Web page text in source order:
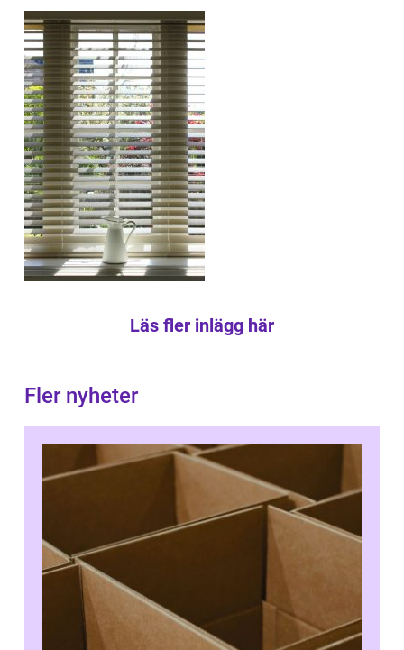
Läs fler inlägg här
Fler nyheter